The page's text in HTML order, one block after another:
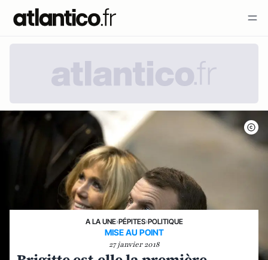
A LA UNE›PÉPITES›POLITIQUE
MISE AU POINT
27 janvier 2018